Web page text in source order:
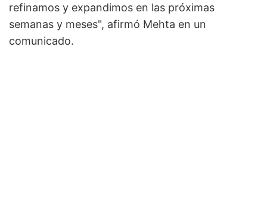
refinamos y expandimos en las próximas
semanas y meses", afirmó Mehta en un
comunicado.